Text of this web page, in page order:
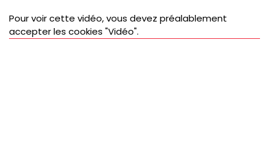
Pour voir cette vidéo, vous devez préalablement
accepter les cookies "Vidéo".